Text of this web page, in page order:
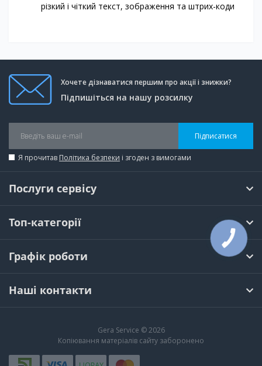
різкий і чіткий текст, зображення та штрих-коди
Хочете дізнаватися першим про акції і знижки?
Підпишіться на нашу розсилку
Підписатися
Я прочитав Політика безпеки і згоден з вимогами
Послуги сервісу
Топ-категорії
Графік роботи
Наші контакти
Gera Service © 2026
Копіювання матеріалів сайту заборонено
КНОПКА
ЗВ'ЯЗКУ